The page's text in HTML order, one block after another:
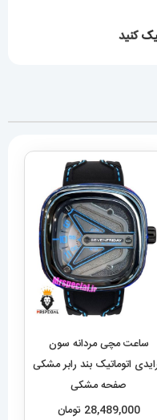
ساعت مچی مردانه سون
فرایدی اتوماتیک بند رابر مشکی
صفحه مشکی
SEVENFRIDAY 021408
28,489,000تومان
افزودن به سبد خرید